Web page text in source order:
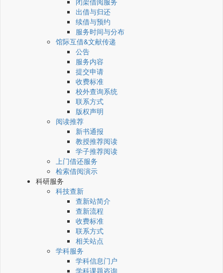
出借与归还
续借与预约
服务时间与分布
馆际互借&文献传递
公告
服务内容
提交申请
收费标准
校外查询系统
联系方式
版权声明
阅读推荐
新书通报
教授推荐阅读
学子推荐阅读
上门借还服务
检索借阅演示
科研服务
科技查新
查新站简介
查新流程
收费标准
联系方式
相关站点
学科服务
学科信息门户
学科课题咨询